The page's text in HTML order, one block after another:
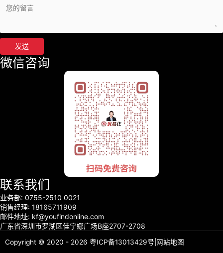
发送
微信咨询
联系我们
业务部: 0755-2510 0021
销售经理: 18165711909
邮件地址: kf@youfindonline.com
广东省深圳市罗湖区佳宁娜广场B座2707-2708
Copyright © 2020 - 2026 粤ICP备13013429号 网站地图